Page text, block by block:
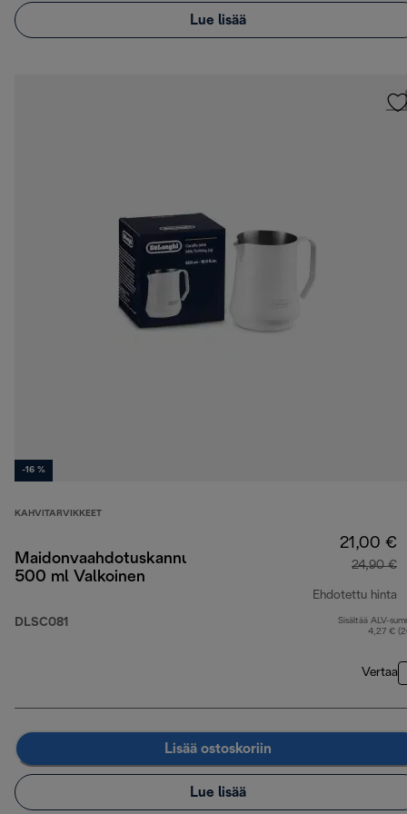
Lue lisää
-16 %
KAHVITARVIKKEET
Maidonvaahdotuskannu
500 ml Valkoinen
DLSC081
21,00 €
24,90 €
Ehdotettu hinta
Sisältää ALV-
4,27 €
Vertaa
Lisää ostoskoriin
Lue lisää